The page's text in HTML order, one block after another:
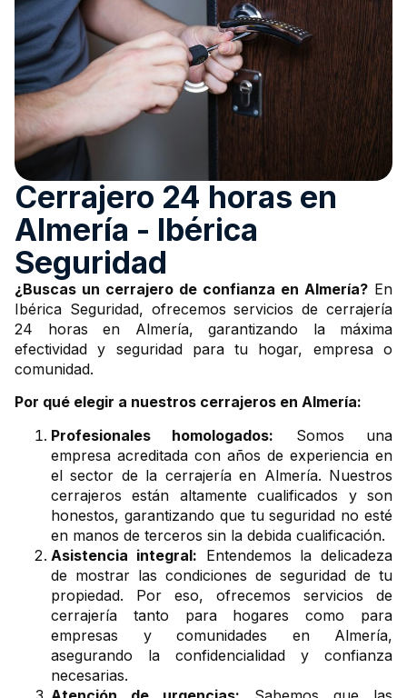
Cerrajero 24 horas en
Almería - Ibérica
Seguridad
¿Buscas un cerrajero de confianza en Almería? En
Ibérica Seguridad, ofrecemos servicios de cerrajería
24 horas en Almería, garantizando la máxima
efectividad y seguridad para tu hogar, empresa o
comunidad.
Por qué elegir a nuestros cerrajeros en Almería:
Profesionales homologados: Somos una
empresa acreditada con años de experiencia en
el sector de la cerrajería en Almería. Nuestros
cerrajeros están altamente cualificados y son
honestos, garantizando que tu seguridad no esté
en manos de terceros sin la debida cualificación.
Asistencia integral: Entendemos la delicadeza
de mostrar las condiciones de seguridad de tu
propiedad. Por eso, ofrecemos servicios de
cerrajería tanto para hogares como para
empresas y comunidades en Almería,
asegurando la confidencialidad y confianza
necesarias.